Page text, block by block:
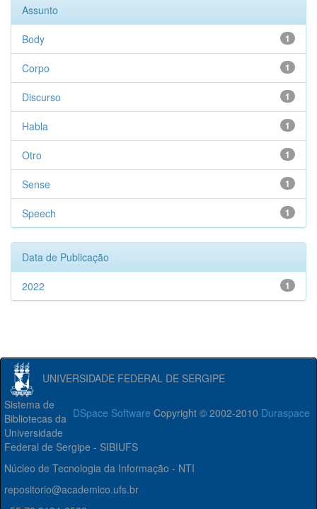
Assunto
1
Body
1
Corpo
1
Discurso
1
Habla
1
Otro
1
Sense
1
Speech
Data de Publicação
1
2022
UNIVERSIDADE FEDERAL DE SERGIPE
DSpace Software Copyright © 2002-2010 Duraspace
Sistema de
Bibliotecas da
Universidade
Federal de Sergipe - SIBIUFS
Núcleo de Tecnologia da Informação - NTI
repositorio@academico.ufs.br